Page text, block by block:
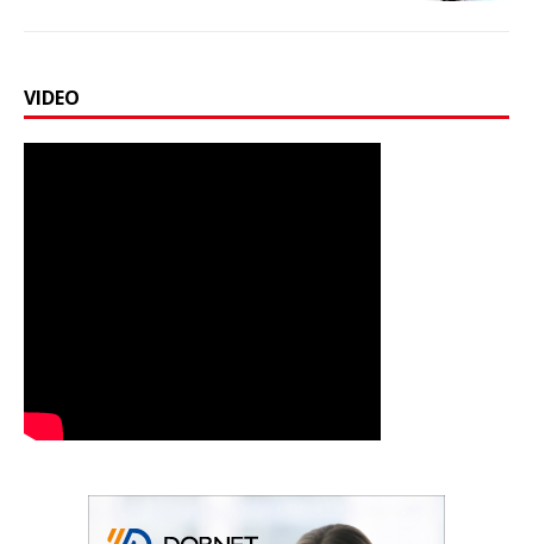
VIDEO